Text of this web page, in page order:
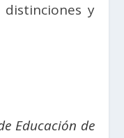
distinciones y
Educación de